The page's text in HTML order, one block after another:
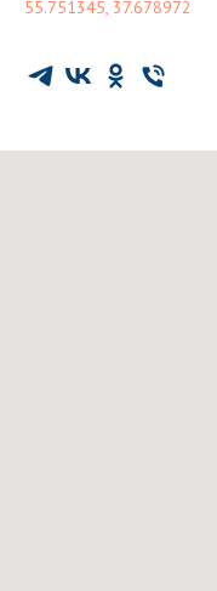
55.751345, 37.678972